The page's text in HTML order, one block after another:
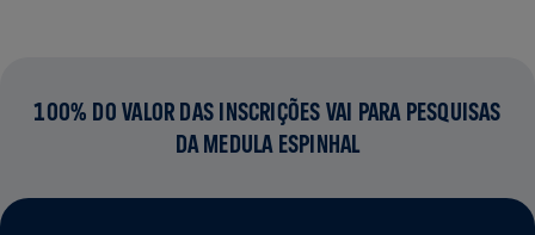
100% DO VALOR DAS INSCRIÇÕES VAI PARA PESQUISAS
DA MEDULA ESPINHAL